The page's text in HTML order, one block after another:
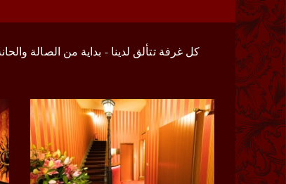
كل غرفة تتألق لدينا - بداية من الصالة